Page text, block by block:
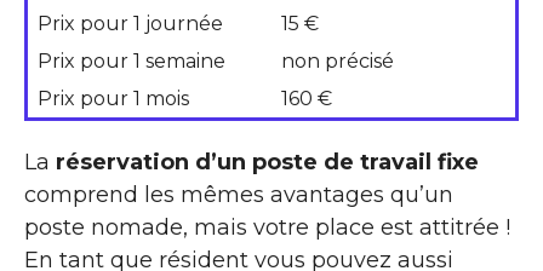
Prix pour 1 journée
15 €
Prix pour 1 semaine
non précisé
Prix pour 1 mois
160 €
La réservation d’un poste de travail fixe
comprend les mêmes avantages qu’un
poste nomade, mais votre place est attitrée !
En tant que résident vous pouvez aussi